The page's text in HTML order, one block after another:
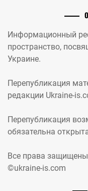
Информационный
пространство,
Украине.
Перепубликация
редакции Ukraine-
Перепубликация
обязательна
Все права защищены
©ukraine-is.com